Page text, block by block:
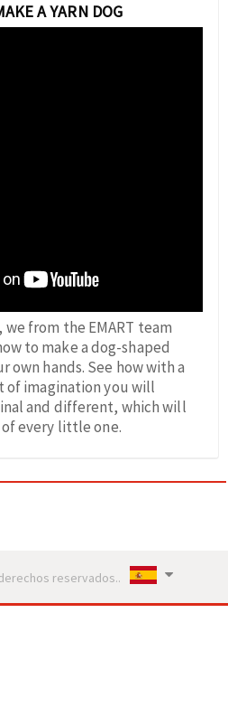
A YARN DOG
from the EMART team
to make a dog-shaped
own hands. See how with a
of imagination you will
and different, which will
every little one.
reservados..